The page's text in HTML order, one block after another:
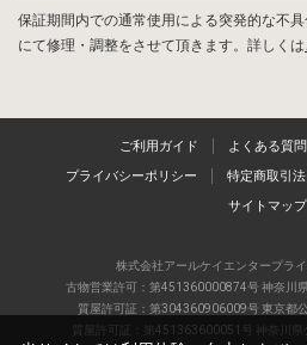
保証期間内での通常使用による突発的な不
にて修理・調整をさせて頂きます。詳しくは
ご利用ガイド よくある質問
プライバシーポリシー 特定商取引
サイトマップ
株式会社アールケイエンタープラ
古物営業許可：第451360000874号 神奈川
質屋許可証：第304360906009号 東京都
質屋許可証：第451363600051号 神奈川県